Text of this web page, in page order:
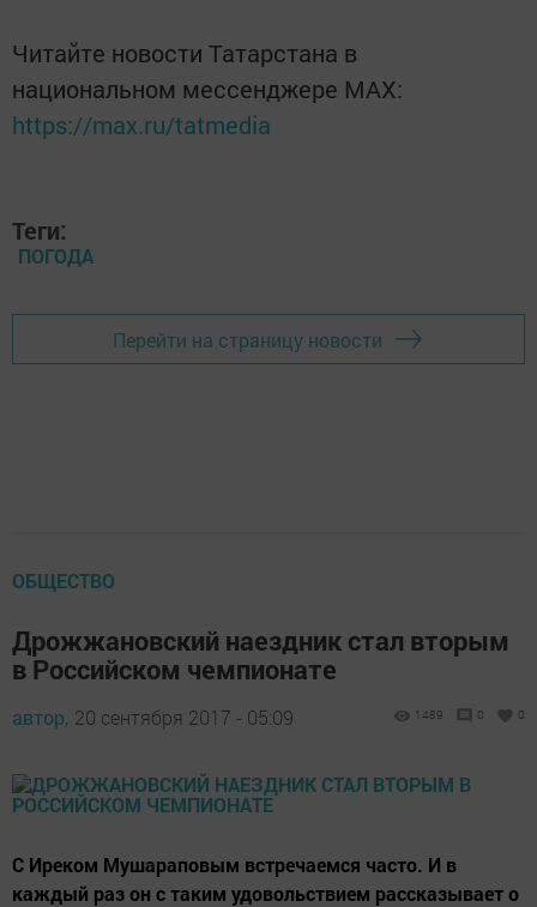
Читайте новости Татарстана в
национальном мессенджере MАХ:
https://max.ru/tatmedia
Теги:
ПОГОДА
Перейти на страницу новости
ОБЩЕСТВО
Дрожжановский наездник стал вторым
в Российском чемпионате
автор, 20 сентября 2017 - 05:09 1489 0 0
С Иреком Мушараповым встречаемся часто. И в
каждый раз он с таким удовольствием рассказывает о